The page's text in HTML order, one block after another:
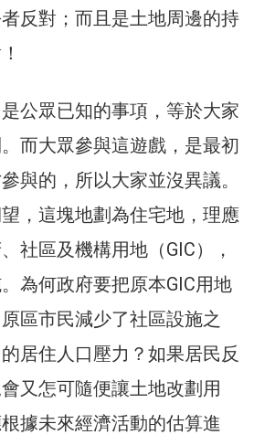
反對；而且是土地周邊的持
公眾已知的事項，等於大家
而大眾參與這遊戲，是最初
與的，所以大家並沒異議。
，這塊地劃為住宅地，理應
社區及機構用地（GIC），
為何政府要把原本GIC用地
區市民減少了社區設施之
居住人口壓力？如果居民反
又怎可隨便讓土地改劃用
據未來經濟活動的估算進